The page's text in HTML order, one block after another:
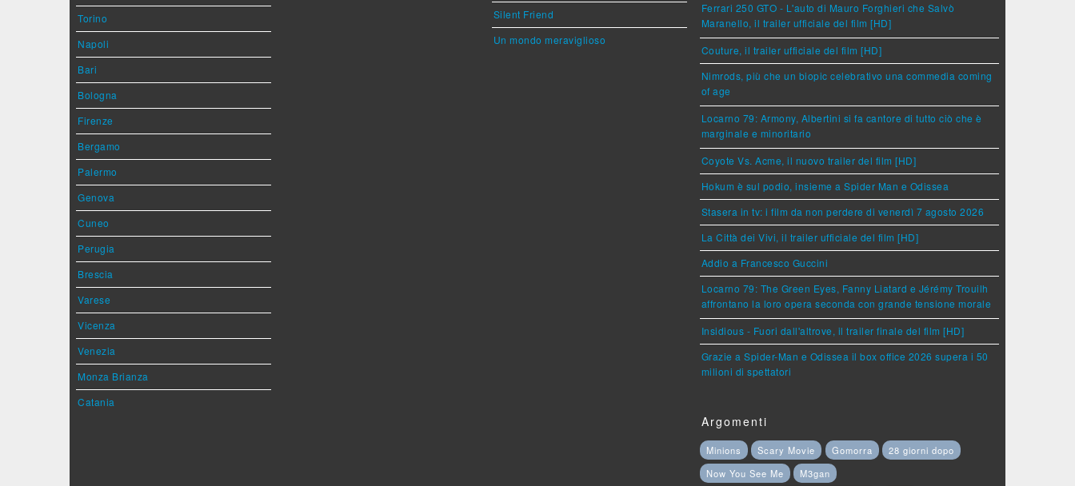
Torino
Napoli
Bari
Bologna
Firenze
Bergamo
Palermo
Genova
Cuneo
Perugia
Brescia
Varese
Vicenza
Venezia
Monza Brianza
Catania
Silent Friend
Un mondo meraviglioso
Ferrari 250 GTO - L'auto di Mauro Forghieri che Salvò
Maranello, il trailer ufficiale del film [HD]
Couture, il trailer ufficiale del film [HD]
Nimrods, più che un biopic celebrativo una commedia coming
of age
Locarno 79: Armony, Albertini si fa cantore di tutto ciò che è
marginale e minoritario
Coyote Vs. Acme, il nuovo trailer del film [HD]
Hokum è sul podio, insieme a Spider Man e Odissea
Stasera in tv: i film da non perdere di venerdì 7 agosto 2026
La Città dei Vivi, il trailer ufficiale del film [HD]
Addio a Francesco Guccini
Locarno 79: The Green Eyes, Fanny Liatard e Jérémy Trouilh
affrontano la loro opera seconda con grande tensione morale
Insidious - Fuori dall'altrove, il trailer finale del film [HD]
Grazie a Spider-Man e Odissea il box office 2026 supera i 50
milioni di spettatori
Argomenti
Minions Scary Movie Gomorra
28 giorni dopo
Now You See Me
M3gan